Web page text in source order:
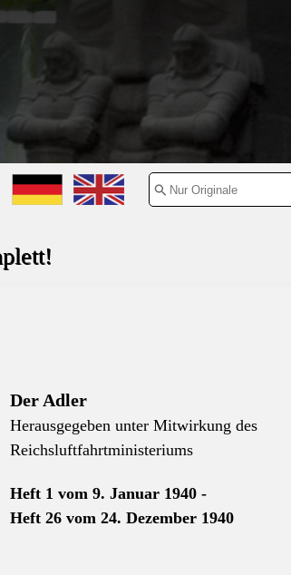
Der Adler
Herausgegeben unter Mitwirkung des
Reichsluftfahrtministeriums
Heft 1 vom 9. Januar 1940 -
Heft 26 vom 24. Dezember 1940